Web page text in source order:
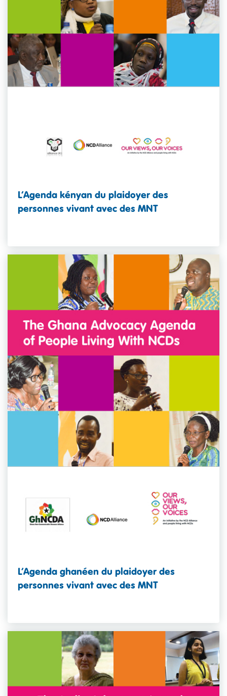
L’Agenda kényan du plaidoyer des
personnes vivant avec des MNT
L’Agenda ghanéen du plaidoyer des
personnes vivant avec des MNT